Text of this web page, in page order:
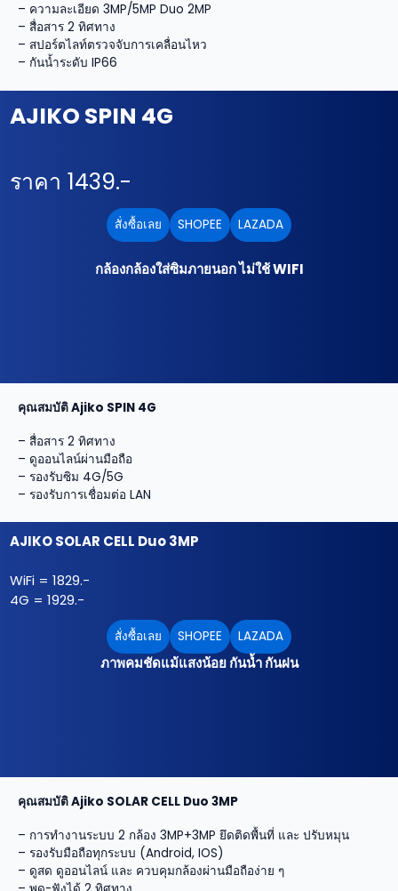
– ความละเอียด 3MP/5MP Duo 2MP
– สื่อสาร 2 ทิศทาง
– สปอร์ตไลท์ตรวจจับการเคลื่อนไหว
– กันน้ำระดับ IP66
AJIKO SPIN 4G
ราคา 1439.-
สั่งซื้อเลย SHOPEE LAZADA
กล้องกล้องใส่ซิมภายนอก ไม่ใช้ WIFI
คุณสมบัติ Ajiko SPIN 4G
– สื่อสาร 2 ทิศทาง
– ดูออนไลน์ผ่านมือถือ
– รองรับซิม 4G/5G
– รองรับการเชื่อมต่อ LAN
AJIKO SOLAR CELL Duo 3MP
WiFi = 1829.-
4G = 1929.-
สั่งซื้อเลย SHOPEE LAZADA
ภาพคมชัดแม้แสงน้อย กันน้ำ กันฝน
คุณสมบัติ Ajiko SOLAR CELL Duo 3MP
– การทำงานระบบ 2 กล้อง 3MP+3MP ยึดติดพื้นที่ และ ปรับหมุน
– รองรับมือถือทุกระบบ (Android, IOS)
– ดูสด ดูออนไลน์ และ ควบคุมกล้องผ่านมือถือง่าย ๆ